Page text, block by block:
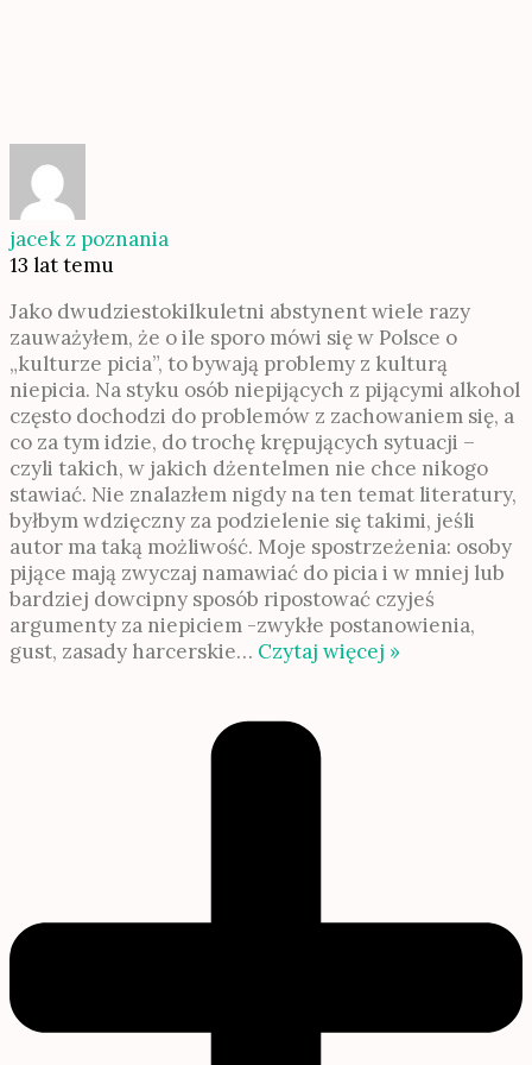
jacek z poznania
13 lat temu
Jako dwudziestokilkuletni abstynent wiele razy
zauważyłem, że o ile sporo mówi się w Polsce o
„kulturze picia”, to bywają problemy z kulturą
niepicia. Na styku osób niepijących z pijącymi alkohol
często dochodzi do problemów z zachowaniem się, a
co za tym idzie, do trochę krępujących sytuacji –
czyli takich, w jakich dżentelmen nie chce nikogo
stawiać. Nie znalazłem nigdy na ten temat literatury,
byłbym wdzięczny za podzielenie się takimi, jeśli
autor ma taką możliwość. Moje spostrzeżenia: osoby
pijące mają zwyczaj namawiać do picia i w mniej lub
bardziej dowcipny sposób ripostować czyjeś
argumenty za niepiciem -zwykłe postanowienia,
gust, zasady harcerskie… Czytaj więcej »